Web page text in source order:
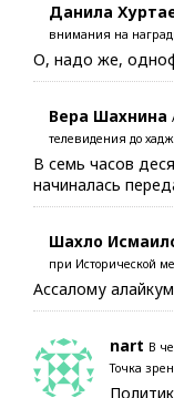
Данила
внимания на
О, надо же,
Вера Шахнина
телевидения до
В семь часов
начиналась
Шахло
при Исторической
Ассалому алайкум
nart В
Точка